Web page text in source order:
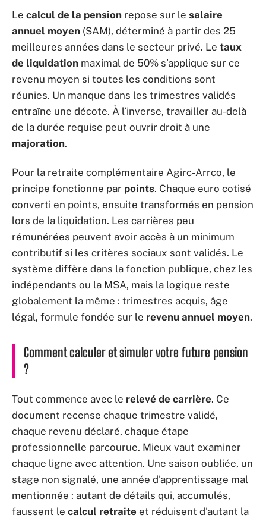
Le calcul de la pension repose sur le salaire
annuel moyen (SAM), déterminé à partir des 25
meilleures années dans le secteur privé. Le taux
de liquidation maximal de 50% s’applique sur ce
revenu moyen si toutes les conditions sont
réunies. Un manque dans les trimestres validés
entraîne une décote. À l’inverse, travailler au-delà
de la durée requise peut ouvrir droit à une
majoration.
Pour la retraite complémentaire Agirc-Arrco, le
principe fonctionne par points. Chaque euro cotisé
converti en points, ensuite transformés en pension
lors de la liquidation. Les carrières peu
rémunérées peuvent avoir accès à un minimum
contributif si les critères sociaux sont validés. Le
système diffère dans la fonction publique, chez les
indépendants ou la MSA, mais la logique reste
globalement la même : trimestres acquis, âge
légal, formule fondée sur le revenu annuel moyen.
Comment calculer et simuler votre future pension
?
Tout commence avec le relevé de carrière. Ce
document recense chaque trimestre validé,
chaque revenu déclaré, chaque étape
professionnelle parcourue. Mieux vaut examiner
chaque ligne avec attention. Une saison oubliée, un
stage non signalé, une année d’apprentissage mal
mentionnée : autant de détails qui, accumulés,
faussent le calcul retraite et réduisent d’autant la